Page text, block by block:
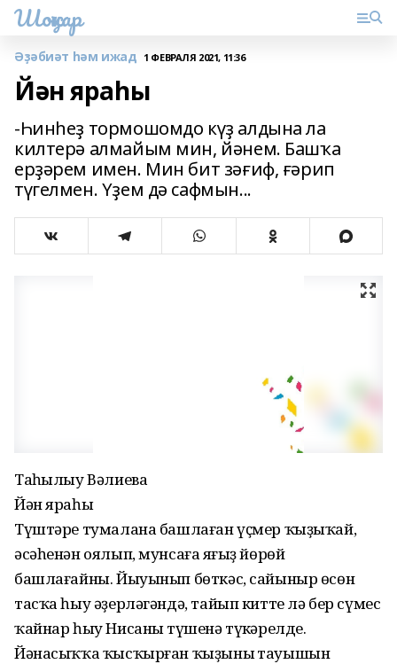
Шоңҡар
Әҙәбиәт һәм ижад 1 ФЕВРАЛЯ 2021, 11:36
Йән яраһы
-Һинһеҙ тормошомдо күҙ алдына ла
килтерә алмайым мин, йәнем. Башҡа
ерҙәрем имен. Мин бит зәғиф, ғәрип
түгелмен. Үҙем дә сафмын...
Таңһылыу Вәлиева
Йән яраһы
Түштәре тумалана башлаған үҫмер ҡыҙыҡай,
әсәһенән оялып, мунсаға яңғыҙ йөрөй
башлағайны. Йыуынып бөткәс, сайыныр өсөн
тасҡа һыу әҙерләгәндә, тайып китте лә бер сүмес
ҡайнар һыу Нисаның түшенә түңкәрелде.
Йәнасыҡҡа ҡысҡырған ҡыҙының тауышын